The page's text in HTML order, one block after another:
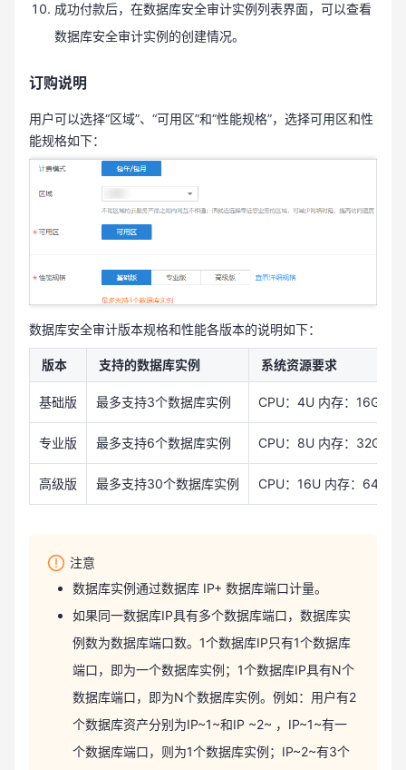
成功付款后，在数据库安全审计实例列表界面，可以查看
数据库安全审计实例的创建情况。
订购说明
用户可以选择“区域”、“可用区”和“性能规格”，选择可用区和性
能规格如下：
数据库安全审计版本规格和性能各版本的说明如下：
版本 支持的数据库实例 系统资源要求
基础版 最多支持3个数据库实例 CPU：4U 内存：16GB
专业版 最多支持6个数据库实例 CPU：8U 内存：32GB
高级版 最多支持30个数据库实例 CPU：16U 内存：64GB
注意
数据库实例通过数据库 IP+ 数据库端口计量。
如果同一数据库IP具有多个数据库端口，数据库实
例数为数据库端口数。1个数据库IP只有1个数据库
端口，即为一个数据库实例；1个数据库IP具有N个
数据库端口，即为N个数据库实例。例如：用户有2
个数据库资产分别为IP~1~和IP ~2~ ，IP~1~有一
个数据库端口，则为1个数据库实例；IP~2~有3个